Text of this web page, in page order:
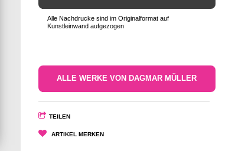
Alle Nachdrucke sind im Originalformat auf
Kunstleinwand aufgezogen
ALLE WERKE VON DAGMAR MÜLLER
TEILEN
ARTIKEL MERKEN